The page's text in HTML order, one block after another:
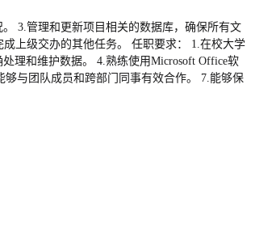
3.管理和更新项目相关的数据库，确保所有文
上级交办的其他任务。 任职要求： 1.在校大学
理和维护数据。 4.熟练使用Microsoft Office软
与团队成员和跨部门同事有效合作。 7.能够保